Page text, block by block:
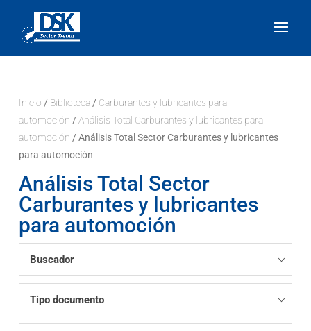
Inicio / Biblioteca/ Carburantes y lubricantes para
automoción / Análisis Total Carburantes y lubricantes para
automoción / Análisis Total Sector Carburantes y lubricantes
para automoción
Análisis Total Sector
Carburantes y lubricantes
para automoción
Buscador
Tipo documento